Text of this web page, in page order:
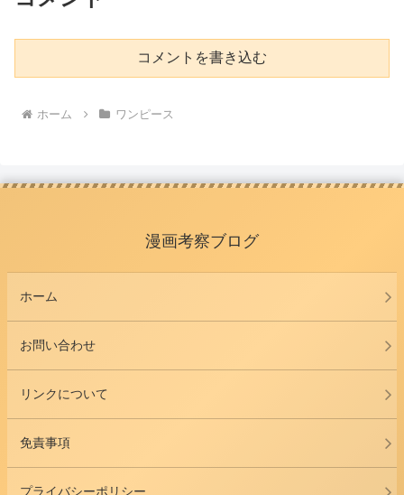
コメントを書き込む
ホーム ワンピース
漫画考察ブログ
ホーム
お問い合わせ
リンクについて
免責事項
プライバシーポリシー